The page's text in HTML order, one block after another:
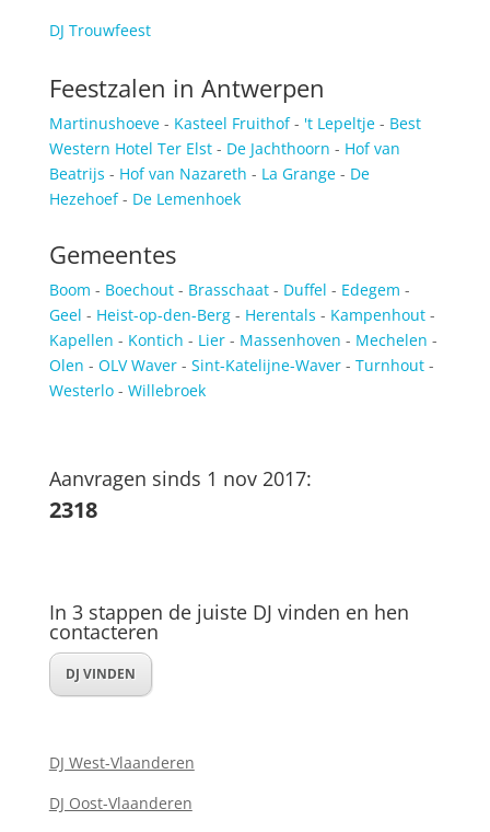
DJ Trouwfeest
Feestzalen in Antwerpen
Martinushoeve- Kasteel Fruithof- 't Lepeltje- Best
Western Hotel Ter Elst- De Jachthoorn - Hof van
Beatrijs - Hof van Nazareth - La Grange- De
Hezehoef- De Lemenhoek
Gemeentes
Boom - Boechout- Brasschaat- Duffel - Edegem -
Geel - Heist-op-den-Berg- Herentals - Kampenhout-
Kapellen - Kontich - Lier- Massenhoven - Mechelen -
Olen - OLV Waver- Sint-Katelijne-Waver- Turnhout-
Westerlo - Willebroek
Aanvragen sinds 1 nov 2017:
2318
In 3 stappen de juiste DJ vinden en hen
contacteren
DJ VINDEN
DJ West-Vlaanderen
DJ Oost-Vlaanderen